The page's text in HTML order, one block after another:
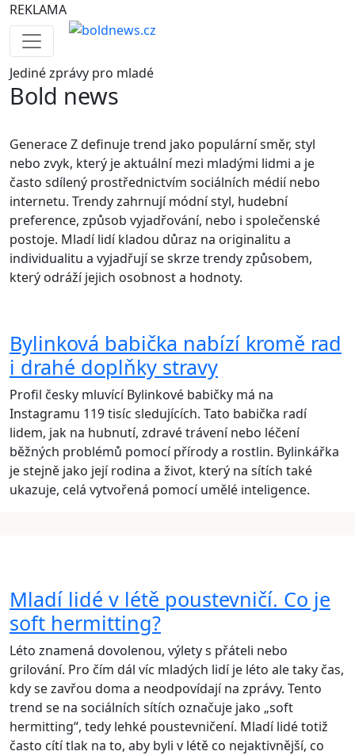
REKLAMA
Jedinézprávy pro mladé
Bold news
Generace Z definuje trend jako populární směr, styl
nebo zvyk, který je aktuální mezi mladými lidmi a je
často sdílený prostřednictvím sociálních médií nebo
internetu. Trendy zahrnují módní styl, hudební
preference, způsob vyjadřování, nebo i společenské
postoje. Mladí lidí kladou důraz na originalitu a
individualitu a vyjadřují se skrze trendy způsobem,
který odráží jejich osobnost a hodnoty.
Bylinková babička nabízí kromě rad
i drahé doplňky stravy
Profil česky mluvící Bylinkové babičky má na
Instagramu 119 tisíc sledujících. Tato babička radí
lidem, jak na hubnutí, zdravé trávení nebo léčení
běžných problémů pomocí přírody a rostlin. Bylinkářka
je stejně jako její rodina a život, který na sítích také
ukazuje, celá vytvořená pomocí umělé inteligence.
Mladí lidé v létě poustevničí. Co je
soft hermitting?
Léto znamená dovolenou, výlety s přáteli nebo
grilování. Pro čím dál víc mladých lidí je léto ale taky čas,
kdy se zavřou doma a neodpovídají na zprávy. Tento
trend se na sociálních sítích označuje jako „soft
hermitting“, tedy lehké poustevničení. Mladí lidé totiž
často cítí tlak na to, aby byli v létě co nejaktivnější, co